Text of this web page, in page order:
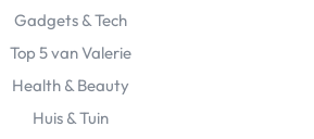
Gadgets & Tech
Top 5 van Valerie
Health & Beauty
Huis & Tuin